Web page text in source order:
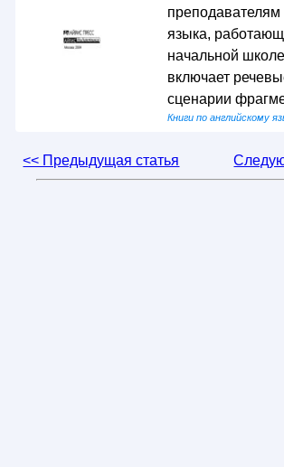
преподавателям
языка,
начальной
включает
сценарии
Книги по английскому
<< Предыдущая статья